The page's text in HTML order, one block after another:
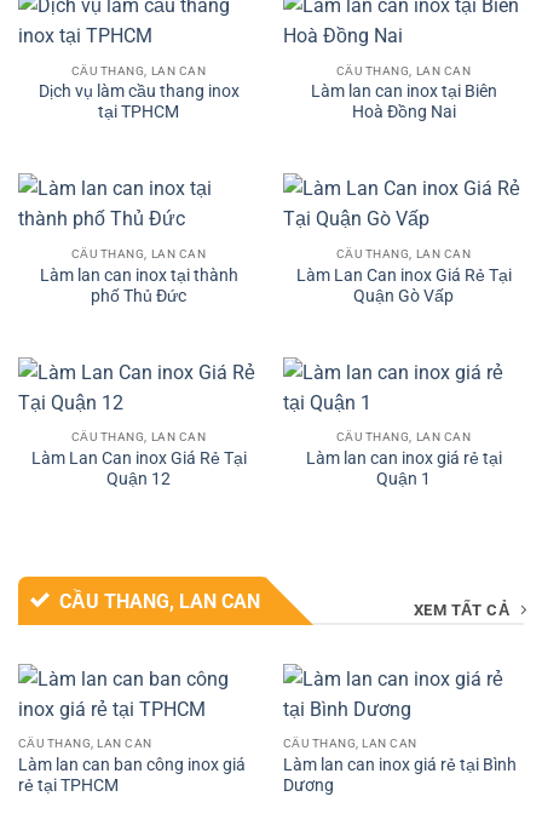
CẦU THANG, LAN CAN
Dịch vụ làm cầu thang inox
tại TPHCM
CẦU THANG, LAN CAN
Làm lan can inox tại Biên
Hoà Đồng Nai
CẦU THANG, LAN CAN
Làm lan can inox tại thành
phố Thủ Đức
CẦU THANG, LAN CAN
Làm Lan Can inox Giá Rẻ Tại
Quận Gò Vấp
CẦU THANG, LAN CAN
Làm Lan Can inox Giá Rẻ Tại
Quận 12
CẦU THANG, LAN CAN
Làm lan can inox giá rẻ tại
Quận 1
CẦU THANG, LAN CAN XEM TẤT CẢ
CẦU THANG, LAN CAN
Làm lan can ban công inox giá
rẻ tại TPHCM
CẦU THANG, LAN CAN
Làm lan can inox giá rẻ tại Bình
Dương